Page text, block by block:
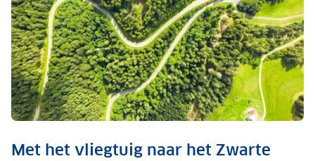
Met het vliegtuig naar het Zwarte